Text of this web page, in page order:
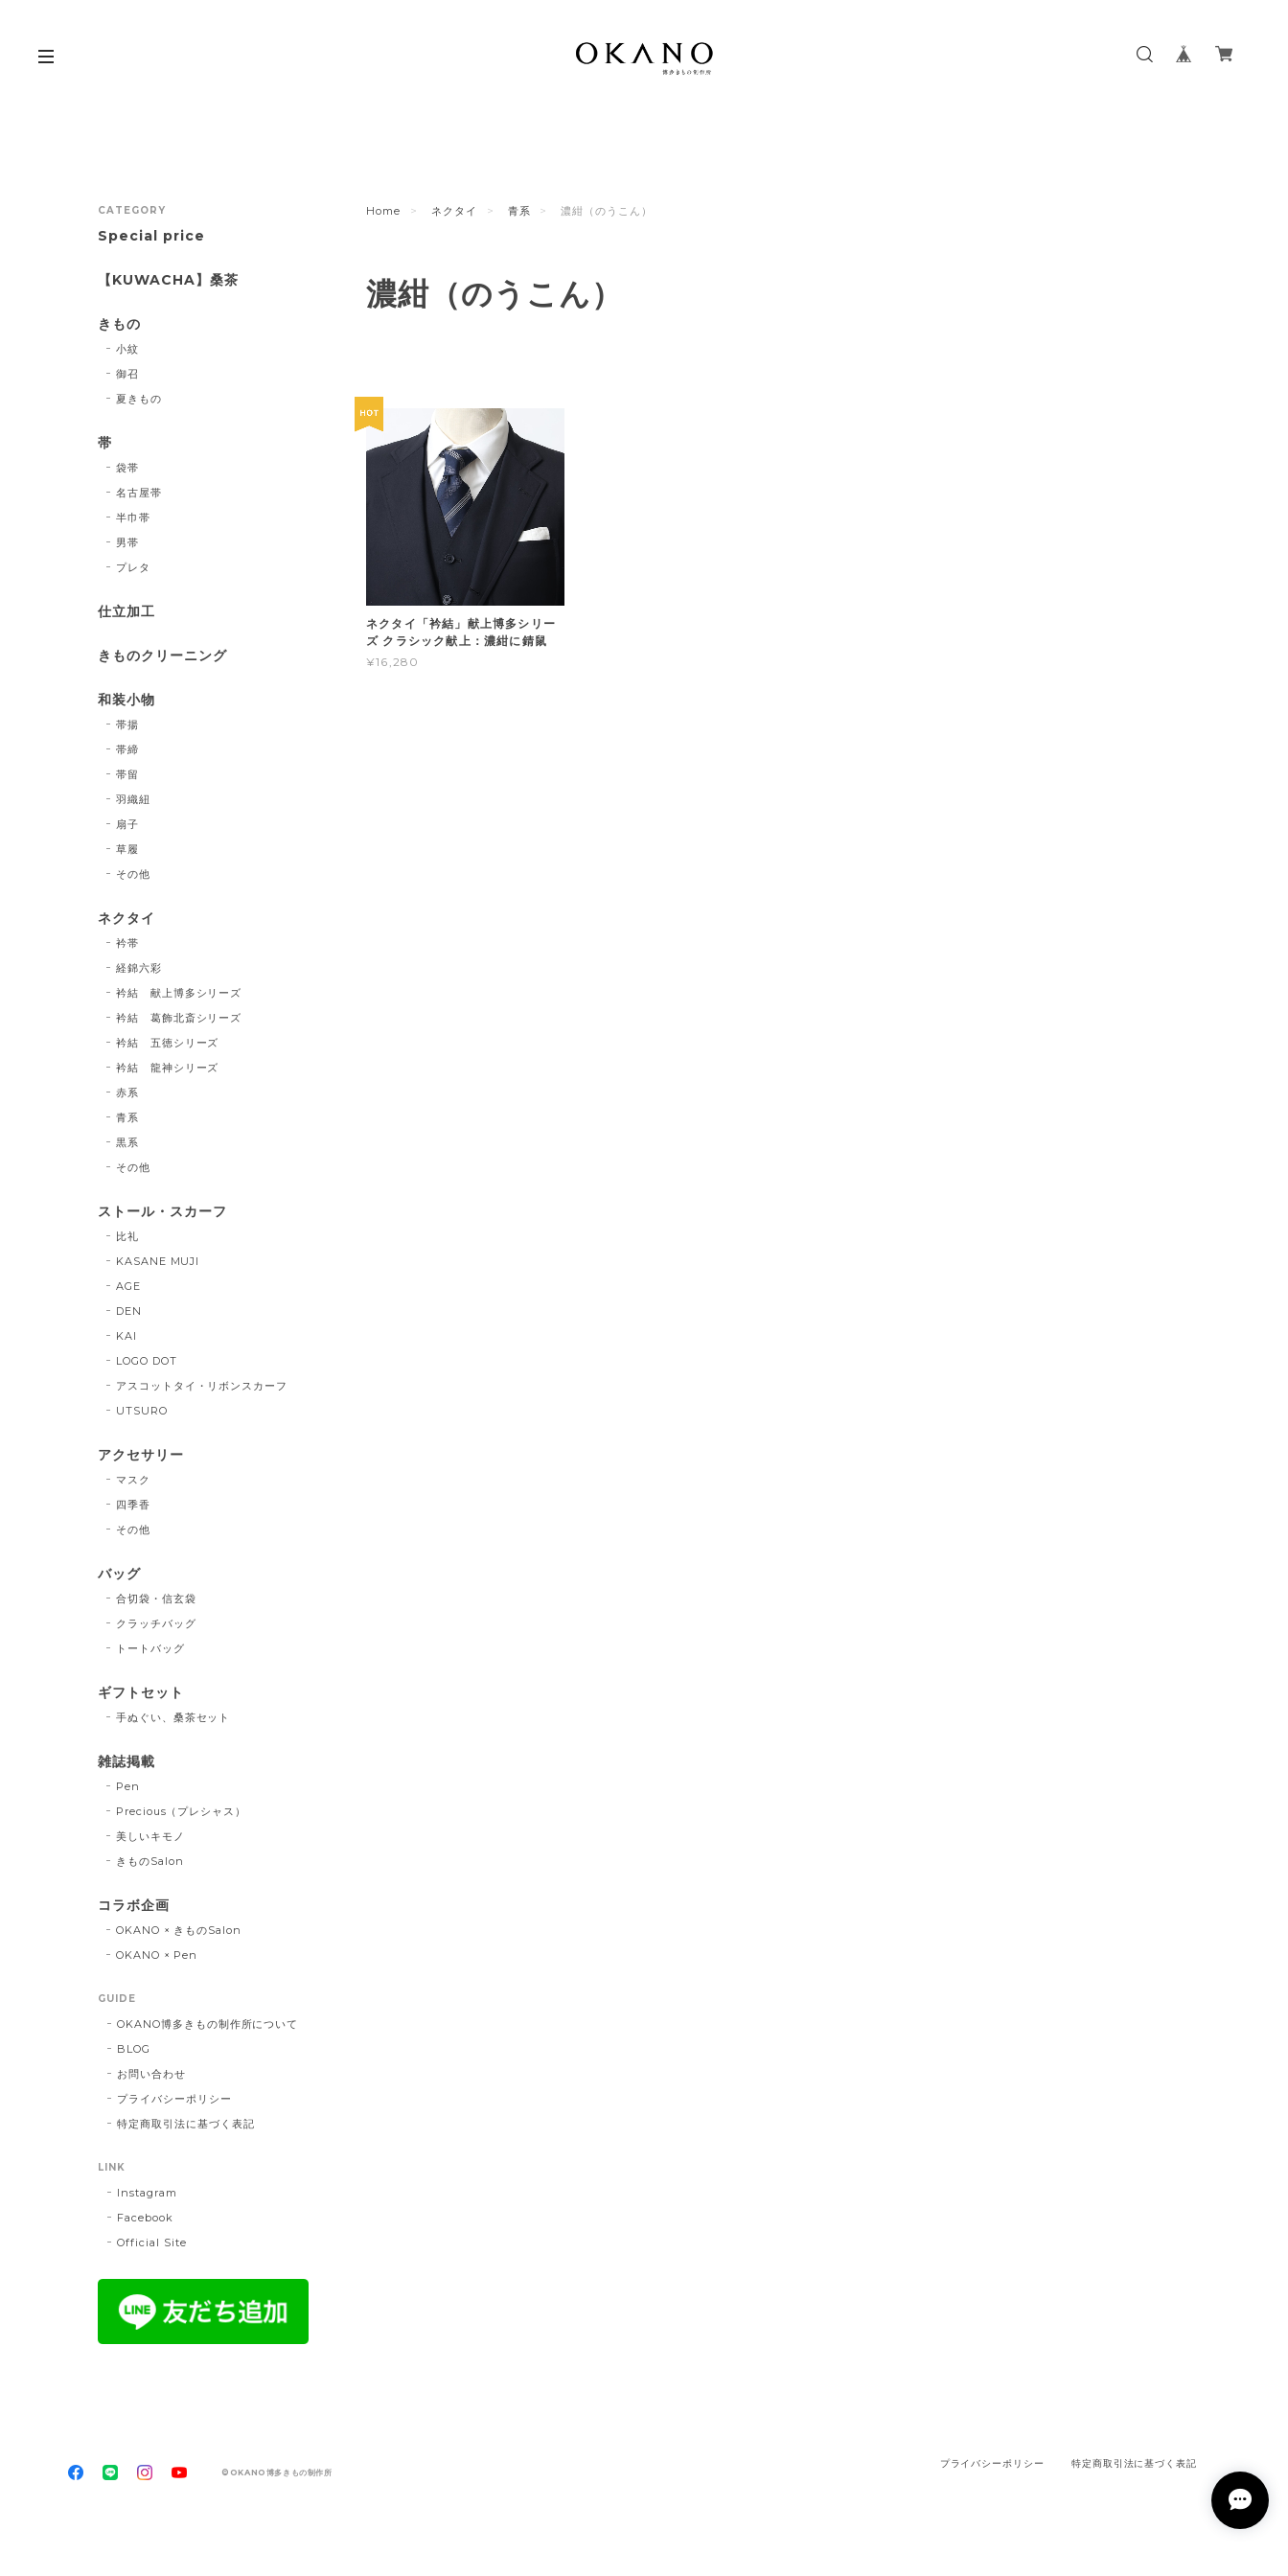
Home ネクタイ 青系 濃紺（のうこん）
濃紺（のうこん）
ネクタイ「衿結」献上博多シリー
ズ クラシック献上：濃紺に錆鼠
¥16,280
CATEGORY
Special price
【KUWACHA】桑茶
きもの
小紋
御召
夏きもの
帯
袋帯
名古屋帯
半巾帯
男帯
プレタ
仕立加工
きものクリーニング
和装小物
帯揚
帯締
帯留
羽織紐
扇子
草履
その他
ネクタイ
衿帯
経錦六彩
衿結 献上博多シリーズ
衿結 葛飾北斎シリーズ
衿結 五徳シリーズ
衿結 龍神シリーズ
赤系
青系
黒系
その他
ストール・スカーフ
比礼
KASANE MUJI
AGE
DEN
KAI
LOGO DOT
アスコットタイ・リボンスカーフ
UTSURO
アクセサリー
マスク
四季香
その他
バッグ
合切袋・信玄袋
クラッチバッグ
トートバッグ
ギフトセット
手ぬぐい、桑茶セット
雑誌掲載
Pen
Precious（プレシャス）
美しいキモノ
きものSalon
コラボ企画
OKANO × きものSalon
OKANO × Pen
GUIDE
OKANO博多きもの制作所について
BLOG
お問い合わせ
プライバシーポリシー
特定商取引法に基づく表記
LINK
Instagram
Facebook
Official Site
プライバシーポリシー 特定商取引法に基づく表記
©OKANO博多きもの制作所